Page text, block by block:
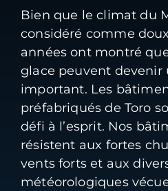
Bien que le climat du
considéré comme
années ont montré
glace peuvent devenir
important. Les
préfabriqués de Toro
défi à l’esprit. Nos
résistent aux fortes
vents forts et aux
météorologiques